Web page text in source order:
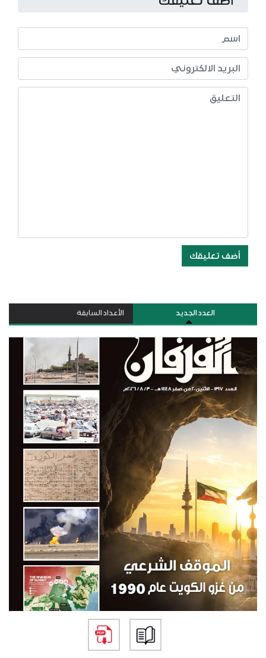
أضف تعليقك
العدد الجديد الأعداد السابقة